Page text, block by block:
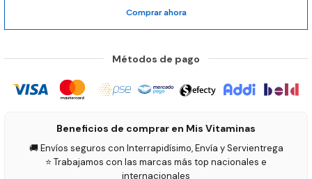
Comprar ahora
Métodos de pago
Beneficios de comprar en Mis Vitaminas
🚚 Envíos seguros con Interrapidísimo, Envía y Servientrega
⭐ Trabajamos con las marcas más top nacionales e
internacionales